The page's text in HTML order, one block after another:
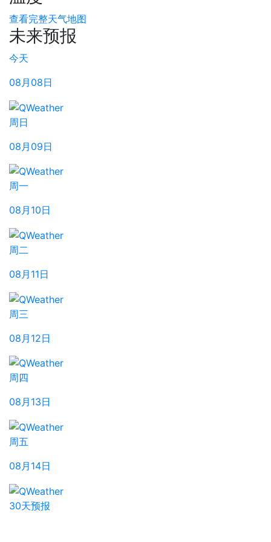
查看完整天气地图
未来预报
今天
08月08日
周日
08月09日
周一
08月10日
周二
08月11日
周三
08月12日
周四
08月13日
周五
08月14日
30天预报